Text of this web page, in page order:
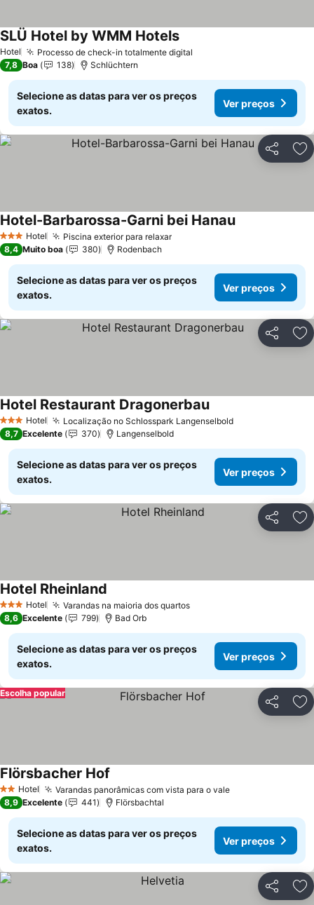
Hotel Processo de check-in totalmente digital
SLÜ Hotel by WMM Hotels
7,8 Boa 138 Schlüchtern
Selecione as datas para ver os preços
exatos.
Ver preços
Partilhar
3 EstrelasHotel Piscina exterior para relaxar
Hotel-Barbarossa-Garni bei Hanau
8,4 Muito boa 380 Rodenbach
Selecione as datas para ver os preços
exatos.
Ver preços
Partilhar
3 EstrelasHotel Localização no Schlosspark Langenselbold
Hotel Restaurant Dragonerbau
8,7 Excelente 370 Langenselbold
Selecione as datas para ver os preços
exatos.
Ver preços
Partilhar
3 EstrelasHotel Varandas na maioria dos quartos
Hotel Rheinland
8,6 Excelente 799 Bad Orb
Selecione as datas para ver os preços
exatos.
Ver preços
Partilhar
Escolha popular
2 Estrelas
Hotel Varandas panorâmicas com vista para o vale
Flörsbacher Hof
8,9 Excelente 441 Flörsbachtal
Selecione as datas para ver os preços
exatos.
Ver preços
Partilhar